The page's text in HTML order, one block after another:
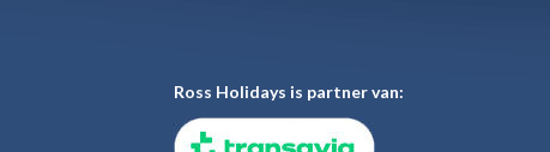
Ross Holidays is partner van: